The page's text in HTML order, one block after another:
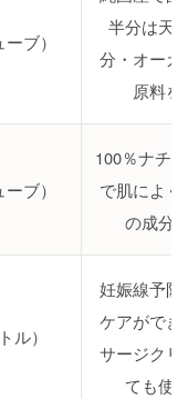
ブ）
半分は天
分・オーガ
原料を
ブ）
100％ナチ
で肌によく
の成分
ル）
妊娠線予防
ケアができ
サージクリ
ても使